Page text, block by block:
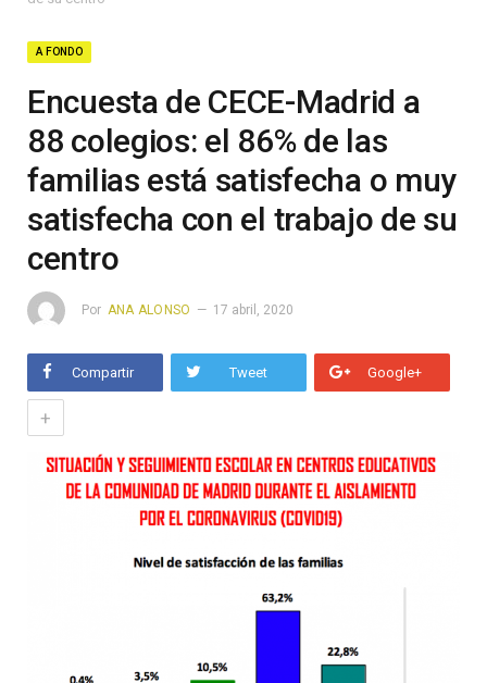
A FONDO
Encuesta de CECE-Madrid a
88 colegios: el 86% de las
familias está satisfecha o muy
satisfecha con el trabajo de su
centro
Por ANA ALONSO 17 abril, 2020
Compartir Tweet Google+
+